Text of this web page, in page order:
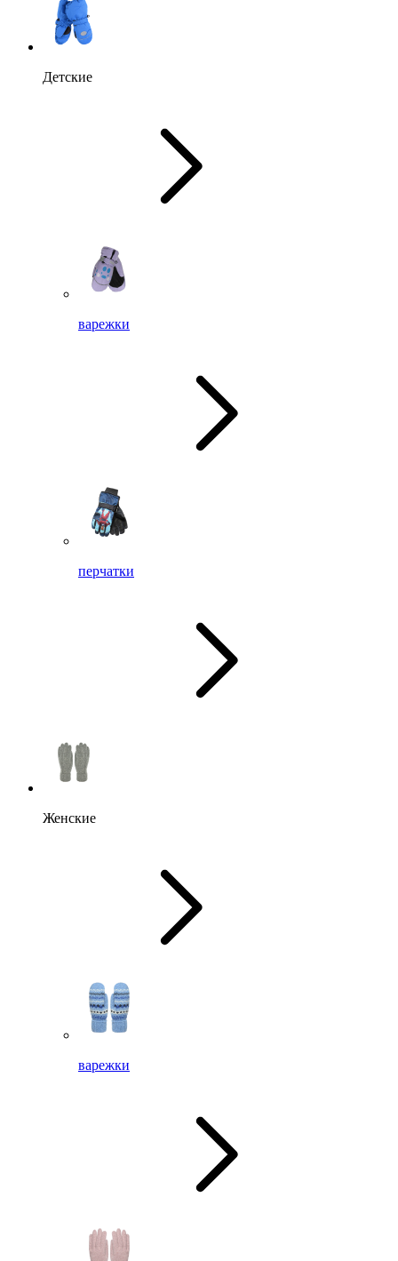
Детские
варежки
перчатки
Женские
варежки